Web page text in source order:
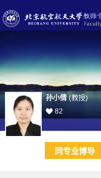
孙小倩(教授)
82
同专业博导